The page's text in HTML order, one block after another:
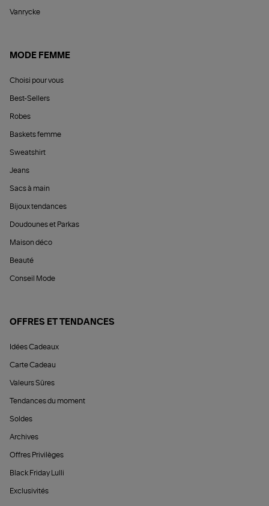
Vanrycke
MODE FEMME
Choisi pour vous
Best-Sellers
Robes
Baskets femme
Sweatshirt
Jeans
Sacs à main
Bijoux tendances
Doudounes et Parkas
Maison déco
Beauté
Conseil Mode
OFFRES ET TENDANCES
Idées Cadeaux
Carte Cadeau
Valeurs Sûres
Tendances du moment
Soldes
Archives
Offres Privilèges
Black Friday Lulli
Exclusivités